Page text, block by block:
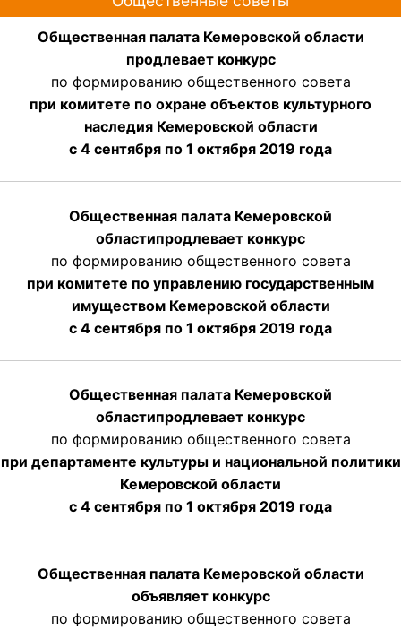
Общественная палата Кемеровской области
продлевает конкурс
по формированию общественного совета
при комитете по охране объектов культурного
наследия Кемеровской области
с 4 сентября по 1 октября 2019 года
Общественная палата Кемеровской
областипродлевает конкурс
по формированию общественного совета
при комитете по управлению государственным
имуществом Кемеровской области
с 4 сентября по 1 октября 2019 года
Общественная палата Кемеровской
областипродлевает конкурс
по формированию общественного совета
при департаменте культуры и национальной политики
Кемеровской области
с 4 сентября по 1 октября 2019 года
Общественная палата Кемеровской области
объявляет конкурс
по формированию общественного совета